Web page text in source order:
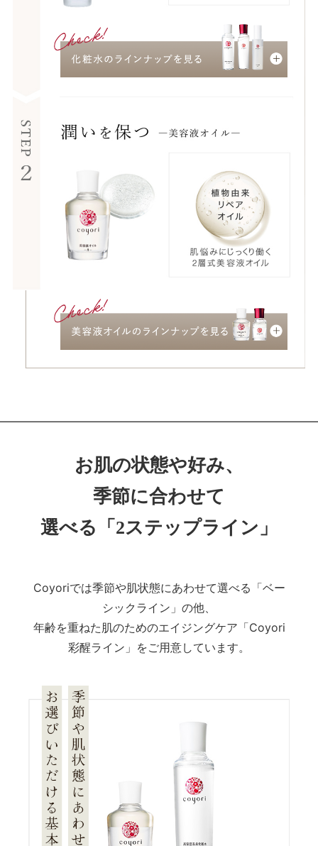
お肌の状態や好み、
季節に合わせて
選べる「2ステップライン」
Coyoriでは季節や肌状態にあわせて選べる「ベー
シックライン」の他、
年齢を重ねた肌のためのエイジングケア「Coyori
彩醒ライン」をご用意しています。